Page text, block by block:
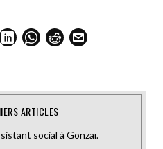
ARTICLES
social à Gonzaï.